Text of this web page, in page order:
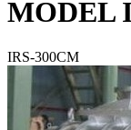
MODEL
IRS-300CM